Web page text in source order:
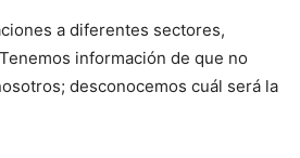
a diferentes sectores,
información de que no
desconocemos cuál será la